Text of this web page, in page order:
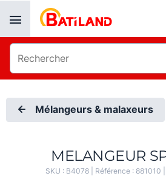
Mélangeurs & malaxeurs
MELANGEUR
SKU : B4078| Référence : 881010
Panneau de gestion des cookies